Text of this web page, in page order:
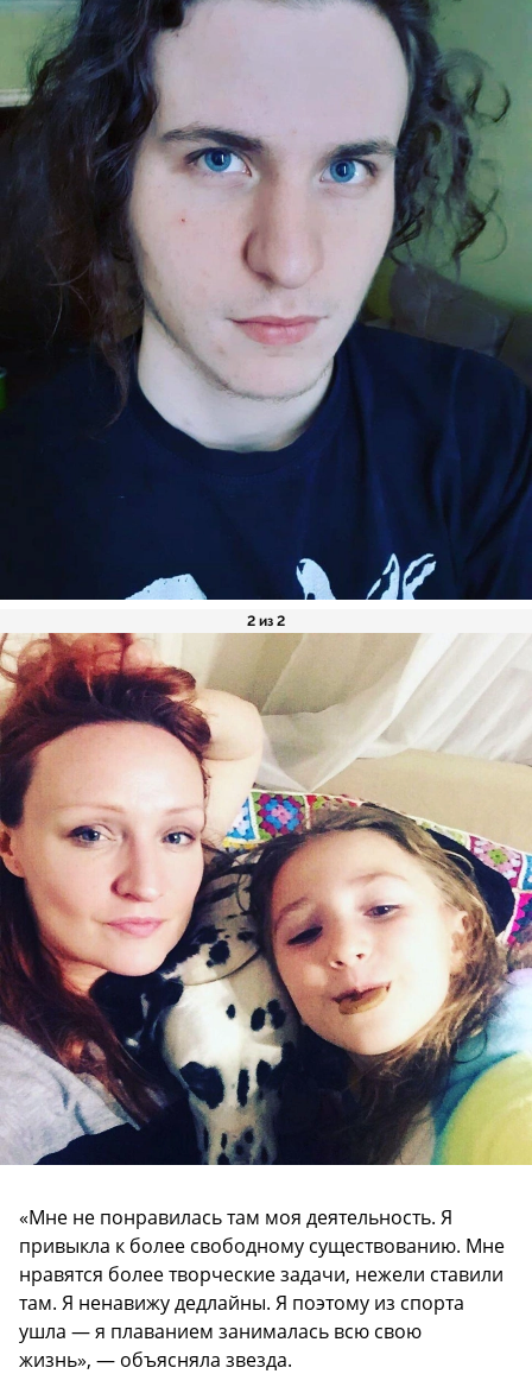
2 из 2
«Мне не понравилась там моя деятельность. Я
привыкла к более свободному существованию. Мне
нравятся более творческие задачи, нежели ставили
там. Я ненавижу дедлайны. Я поэтому из спорта
ушла — я плаванием занималась всю свою
жизнь», — объясняла звезда.